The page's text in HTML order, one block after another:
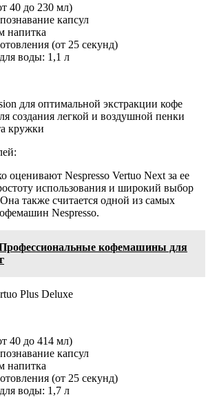
40 до 230 мл)
капсул
напитка
(от 25 секунд)
воды: 1,1 л
для оптимальной экстракции кофе
создания легкой и воздушной пенки
кружки
оценивают Nespresso Vertuo Next за ее
использования и широкий выбор
также считается одной из самых
Nespresso.
кофемашины для
Plus Deluxe
40 до 414 мл)
капсул
напитка
(от 25 секунд)
воды: 1,7 л